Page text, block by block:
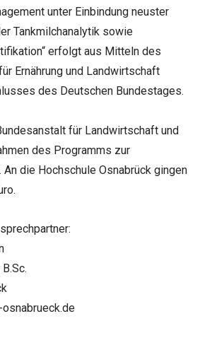
unter Einbindung neuster
Tankmilchanalytik sowie
erfolgt aus Mitteln des
Ernährung und Landwirtschaft
des Deutschen Bundestages.
für Landwirtschaft und
des Programms zur
die Hochschule Osnabrück gingen